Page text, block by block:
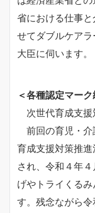
省における仕事
せてダブルケア
大臣に伺います。
＜各種認定マー
次世代育成支援
前回の育児・介
育成支援対策推
され、令和４年
げやトライくる
す。残念ながら